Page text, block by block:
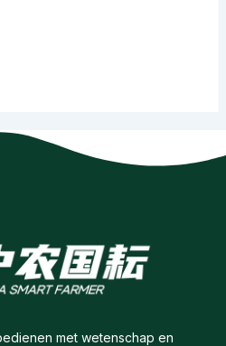
met wetenschap en